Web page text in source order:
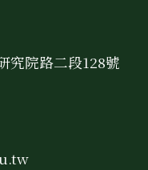
究院路二段128號